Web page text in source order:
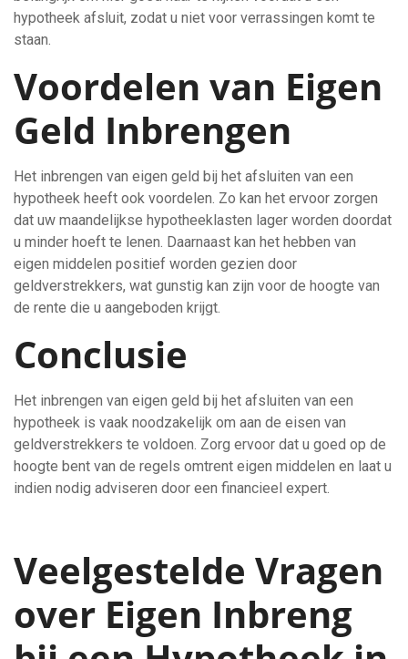
hypotheek afsluit, zodat u niet voor verrassingen komt te
staan.
Voordelen van Eigen
Geld Inbrengen
Het inbrengen van eigen geld bij het afsluiten van een
hypotheek heeft ook voordelen. Zo kan het ervoor zorgen
dat uw maandelijkse hypotheeklasten lager worden doordat
u minder hoeft te lenen. Daarnaast kan het hebben van
eigen middelen positief worden gezien door
geldverstrekkers, wat gunstig kan zijn voor de hoogte van
de rente die u aangeboden krijgt.
Conclusie
Het inbrengen van eigen geld bij het afsluiten van een
hypotheek is vaak noodzakelijk om aan de eisen van
geldverstrekkers te voldoen. Zorg ervoor dat u goed op de
hoogte bent van de regels omtrent eigen middelen en laat u
indien nodig adviseren door een financieel expert.
Veelgestelde Vragen
over Eigen Inbreng